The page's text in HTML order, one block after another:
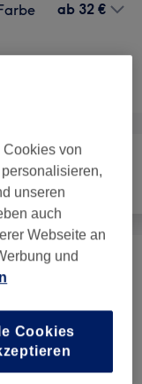
ab 32 €
ab 15 €
ab 0,50 €
von
unseren
auch
Webseite an
und
Cookies